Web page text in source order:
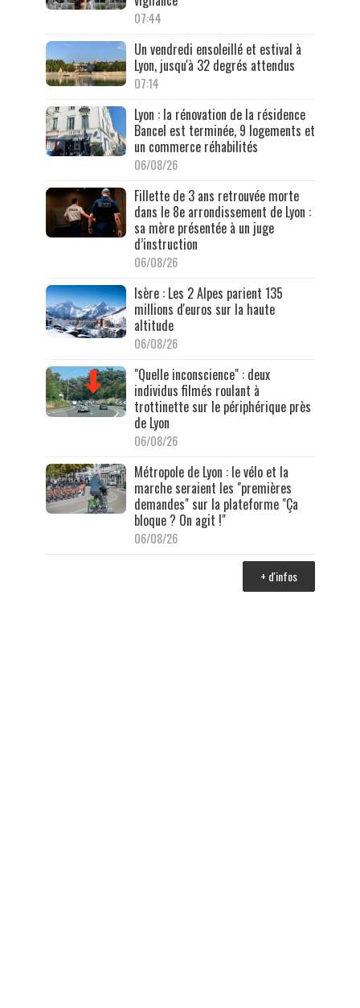
07:44
Un vendredi ensoleillé et estival à
Lyon, jusqu'à 32 degrés attendus
07:14
Lyon : la rénovation de la résidence
Bancel est terminée, 9 logements et
un commerce réhabilités
06/08/26
Fillette de 3 ans retrouvée morte
dans le 8e arrondissement de Lyon :
sa mère présentée à un juge
d’instruction
06/08/26
Isère : Les 2 Alpes parient 135
millions d'euros sur la haute
altitude
06/08/26
"Quelle inconscience" : deux
individus filmés roulant à
trottinette sur le périphérique près
de Lyon
06/08/26
Métropole de Lyon : le vélo et la
marche seraient les "premières
demandes" sur la plateforme "Ça
bloque ? On agit !"
06/08/26
+ d'infos